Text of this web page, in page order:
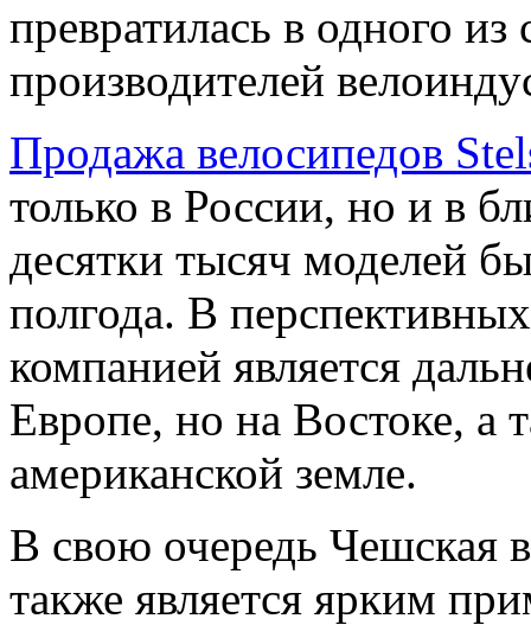
превратилась в одного
производителей
Продажа велосипедов
только в России, но и в
десятки тысяч моделей
полгода. В
компанией является
Европе, но на Востоке, а
американской земле.
В свою очередь Чешская
также является ярким